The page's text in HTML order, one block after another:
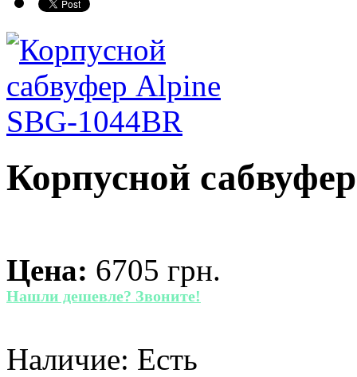
Корпусной
Цена: 6705 грн.
Нашли дешевле? Звоните!
Наличие: Есть